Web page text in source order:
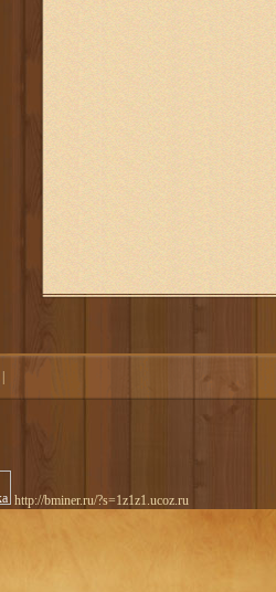
|
http://bminer.ru/?s=1z1z1.ucoz.ru